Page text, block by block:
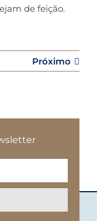
de feição.
Próximo